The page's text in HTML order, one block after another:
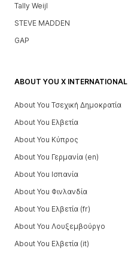
Tally Weijl
STEVE MADDEN
GAP
ABOUT YOU X INTERNATIONAL
About You Τσεχική Δημοκρατία
About You Ελβετία
About You Κύπρος
About You Γερμανία (en)
About You Ισπανία
About You Φινλανδία
About You Ελβετία (fr)
About You Λουξεμβούργο
About You Ελβετία (it)